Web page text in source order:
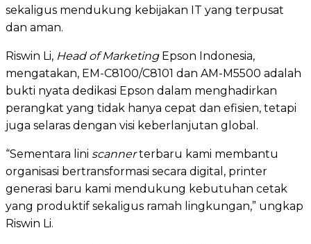
sekaligus mendukung kebijakan IT yang terpusat
dan aman.
Riswin Li, Head of MarketingEpson Indonesia,
mengatakan, EM-C8100/C8101 dan AM-M5500 adalah
bukti nyata dedikasi Epson dalam menghadirkan
perangkat yang tidak hanya cepat dan efisien, tetapi
juga selaras dengan visi keberlanjutan global.
“Sementara lini scannerterbaru kami membantu
organisasi bertransformasi secara digital, printer
generasi baru kami mendukung kebutuhan cetak
yang produktif sekaligus ramah lingkungan,” ungkap
Riswin Li.